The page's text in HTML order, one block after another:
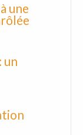
une
un